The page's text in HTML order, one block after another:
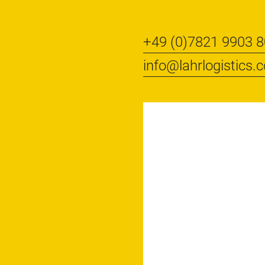
+49 (0)7821 9903